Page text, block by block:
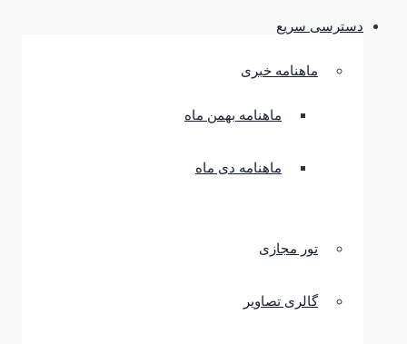
دسترسی سریع
ماهنامه خبری
ماهنامه بهمن ماه
ماهنامه دی ماه
تور مجازی
گالری تصاویر